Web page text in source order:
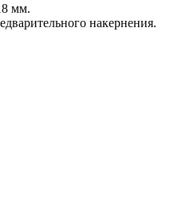
мм.
накернения.